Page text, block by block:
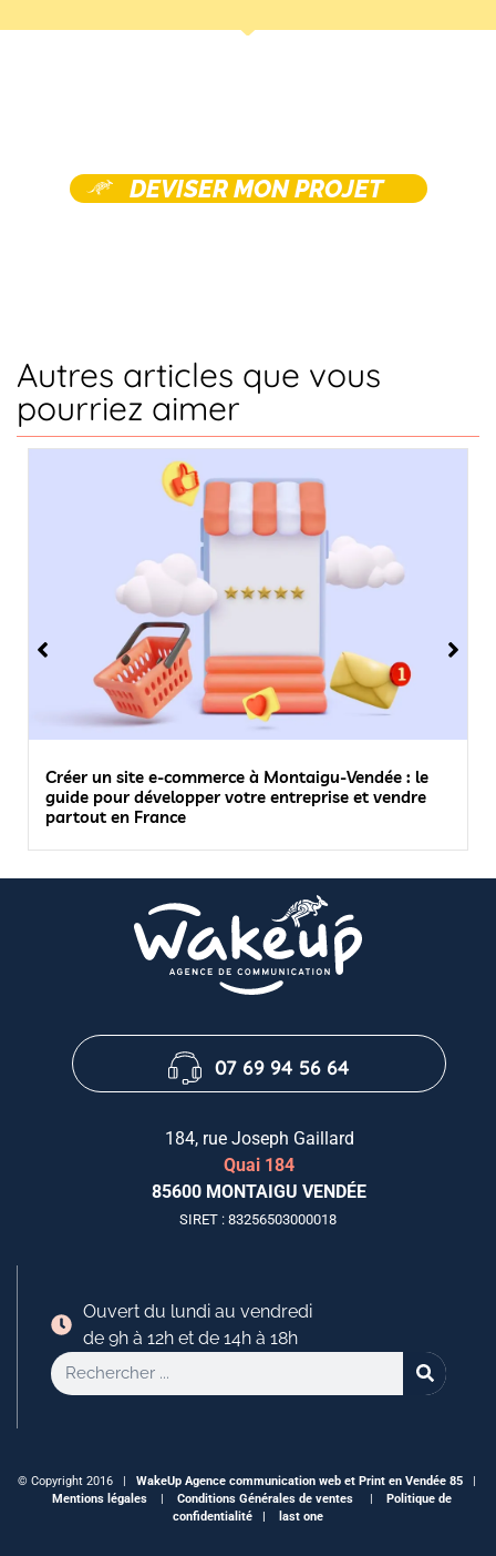
DEVISER MON PROJET
Autres articles que vous
pourriez aimer
Créer un site e-commerce à Montaigu-Vendée : le
guide pour développer votre entreprise et vendre
partout en France
07 69 94 56 64
184, rue Joseph Gaillard
Quai 184
85600 MONTAIGU VENDÉE
SIRET : 83256503000018
Ouvert du lundi au vendredi
de 9h à 12h et de 14h à 18h
© Copyright 2016 | WakeUp Agence communication web et Print en Vendée 85
|
Mentions légales| Conditions Générales de ventes| Politique de
confidentialité |
last one